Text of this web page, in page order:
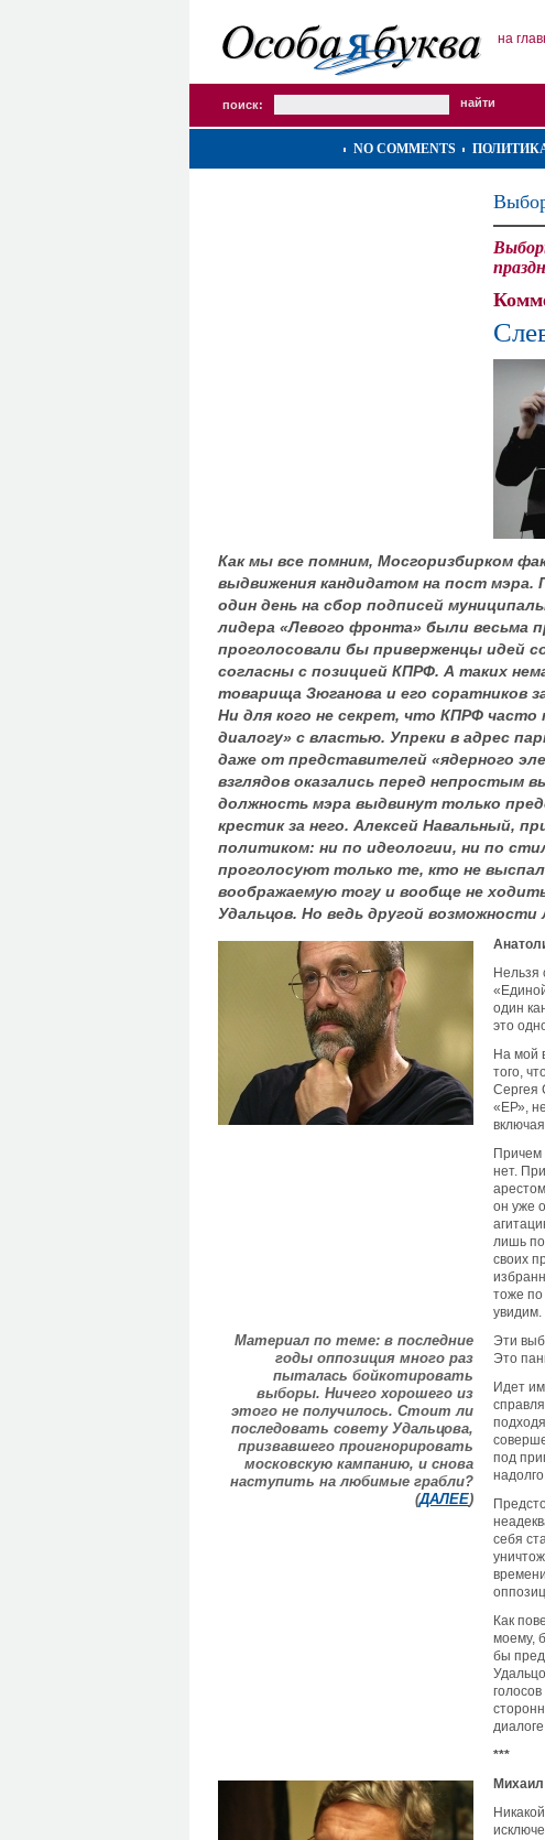
на
поиск:
NO COMMENTS
Как мы все помним, Мосгоризбирком
выдвижения кандидатом на пост мэра.
один день на сбор подписей
лидера «Левого фронта» были весьма
проголосовали бы приверженцы идей
согласны с позицией КПРФ. А таких
товарища Зюганова и его соратников
Ни для кого не секрет, что КПРФ
диалогу» с властью. Упреки в адрес
даже от представителей «ядерного
взглядов оказались перед непростым
должность мэра выдвинут только
крестик за него. Алексей Навальный,
политиком: ни по идеологии, ни по
проголосуют только те, кто не
воображаемую тогу и вообще не
Удальцов. Но ведь другой
Нельзя
один
это
На мой
того,
Сергея
«ЕР»,
Причем
нет.
он уже
лишь
своих
тоже по
увидим.
Материал по теме: в последние
годы оппозиция много раз
пыталась бойкотировать
выборы. Ничего хорошего из
этого не получилось. Стоит ли
последовать совету Удальцова,
призвавшего проигнорировать
московскую кампанию, и снова
наступить на любимые грабли?
(ДАЛЕЕ)
Эти
Это
Идет
под
себя
Как
моему,
бы
***
Михаил